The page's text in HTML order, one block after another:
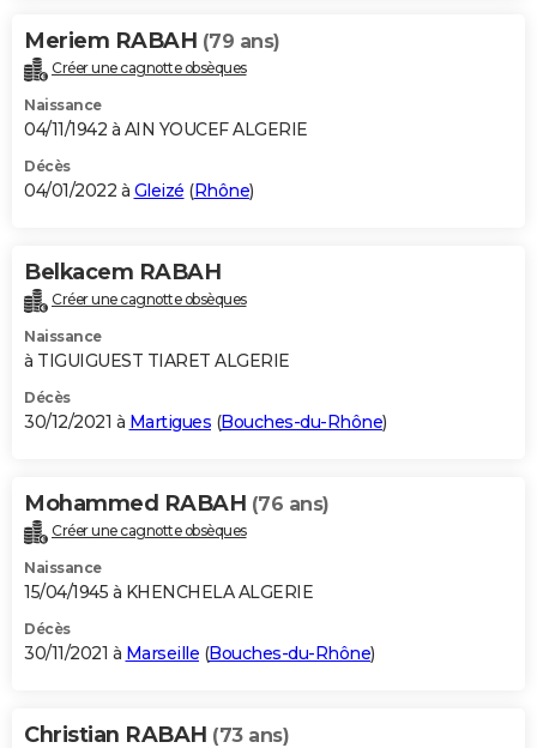
Meriem RABAH (79 ans)
Créer une cagnotte obsèques
Naissance
04/11/1942 à AIN YOUCEF ALGERIE
Décès
04/01/2022 à Gleizé (Rhône)
Belkacem RABAH
Créer une cagnotte obsèques
Naissance
à TIGUIGUEST TIARET ALGERIE
Décès
30/12/2021 à Martigues (Bouches-du-Rhône)
Mohammed RABAH (76 ans)
Créer une cagnotte obsèques
Naissance
15/04/1945 à KHENCHELA ALGERIE
Décès
30/11/2021 à Marseille (Bouches-du-Rhône)
Christian RABAH (73 ans)